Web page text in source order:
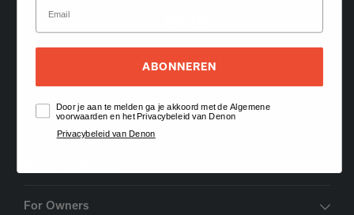
Oude Stadsgracht 1, 5611DD Eindhoven, NL
Vind een dealer
For Owners
ABONNEREN
Door je aan te melden ga je akkoord met de Algemene
voorwaarden en het Privacybeleid van Denon
Privacybeleid van Denon